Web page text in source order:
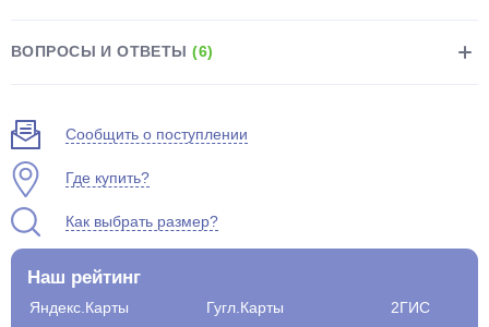
ВОПРОСЫ И ОТВЕТЫ(6)
Сообщить о поступлении
Где купить?
Как выбрать размер?
Наш рейтинг
Яндекс.Карты
Гугл.Карты
2ГИС